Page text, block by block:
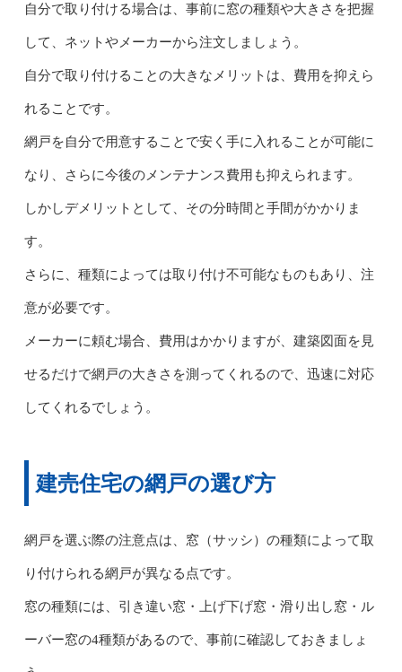
自分で取り付ける場合は、事前に窓の種類や大きさを把握
して、ネットやメーカーから注文しましょう。
自分で取り付けることの大きなメリットは、費用を抑えら
れることです。
網戸を自分で用意することで安く手に入れることが可能に
なり、さらに今後のメンテナンス費用も抑えられます。
しかしデメリットとして、その分時間と手間がかかりま
す。
さらに、種類によっては取り付け不可能なものもあり、注
意が必要です。
メーカーに頼む場合、費用はかかりますが、建築図面を見
せるだけで網戸の大きさを測ってくれるので、迅速に対応
してくれるでしょう。
建売住宅の網戸の選び方
網戸を選ぶ際の注意点は、窓（サッシ）の種類によって取
り付けられる網戸が異なる点です。
窓の種類には、引き違い窓・上げ下げ窓・滑り出し窓・ル
ーバー窓の4種類があるので、事前に確認しておきましょ